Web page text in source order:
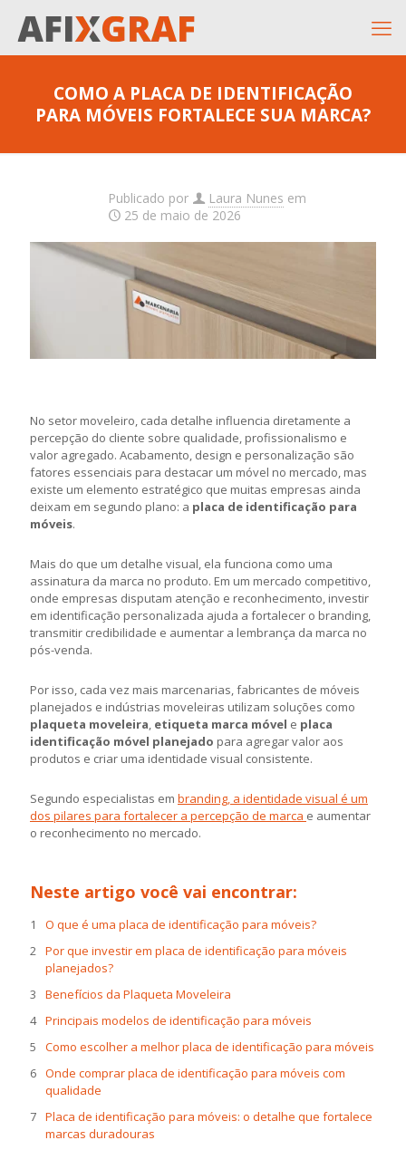
COMO A PLACA DE IDENTIFICAÇÃO
PARA MÓVEIS FORTALECE SUA MARCA?
Publicado por Laura Nunes em
25 de maio de 2026
No setor moveleiro, cada detalhe influencia diretamente a
percepção do cliente sobre qualidade, profissionalismo e
valor agregado. Acabamento, design e personalização são
fatores essenciais para destacar um móvel no mercado, mas
existe um elemento estratégico que muitas empresas ainda
deixam em segundo plano: a placa de identificação para
móveis.
Mais do que um detalhe visual, ela funciona como uma
assinatura da marca no produto. Em um mercado competitivo,
onde empresas disputam atenção e reconhecimento, investir
em identificação personalizada ajuda a fortalecer o branding,
transmitir credibilidade e aumentar a lembrança da marca no
pós-venda.
Por isso, cada vez mais marcenarias, fabricantes de móveis
planejados e indústrias moveleiras utilizam soluções como
plaqueta moveleira, etiqueta marca móvel e placa
identificação móvel planejado para agregar valor aos
produtos e criar uma identidade visual consistente.
Segundo especialistas em branding, a identidade visual é um
dos pilares para fortalecer a percepção de marca e aumentar
o reconhecimento no mercado.
Neste artigo você vai encontrar:
O que é uma placa de identificação para móveis?
Por que investir em placa de identificação para móveis
planejados?
Benefícios da Plaqueta Moveleira
Principais modelos de identificação para móveis
Como escolher a melhor placa de identificação para móveis
Onde comprar placa de identificação para móveis com
qualidade
Placa de identificação para móveis: o detalhe que fortalece
marcas duradouras